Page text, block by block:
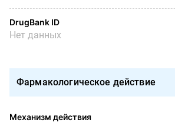
DrugBank ID
Нет данных
Фармакологическое действие
Механизм действия